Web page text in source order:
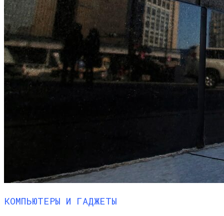
КОМПЬЮТЕРЫ И ГАДЖЕТЫ